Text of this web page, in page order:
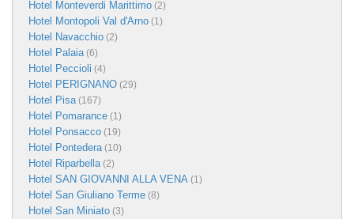
Hotel Monteverdi Marittimo (2)
Hotel Montopoli Val d'Arno (1)
Hotel Navacchio (2)
Hotel Palaia(6)
Hotel Peccioli (4)
Hotel PERIGNANO (29)
Hotel Pisa(167)
Hotel Pomarance (1)
Hotel Ponsacco (19)
Hotel Pontedera(10)
Hotel Riparbella(2)
Hotel SAN GIOVANNI ALLA VENA (1)
Hotel San Giuliano Terme (8)
Hotel San Miniato (3)